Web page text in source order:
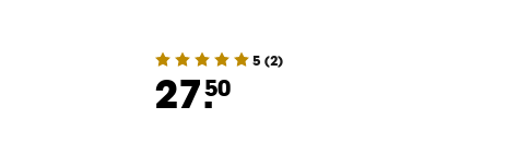
5 (2)
27.50